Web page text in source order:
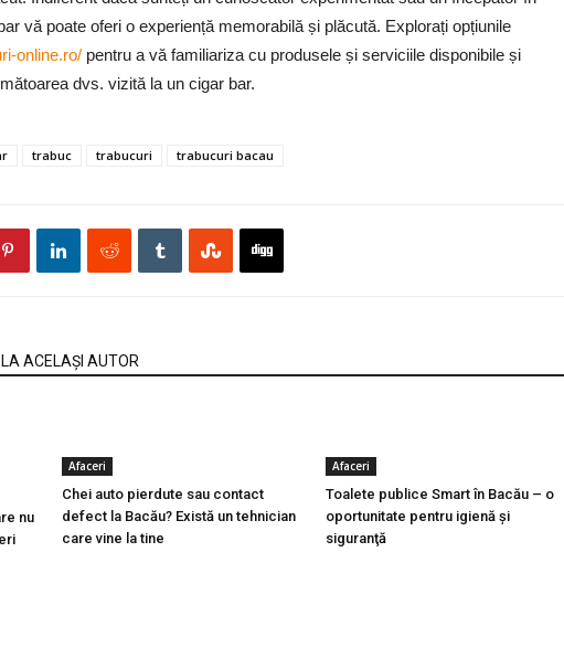
vă poate oferi o experiență memorabilă și plăcută. Explorați opțiunile
online.ro/ pentru a vă familiariza cu produsele și serviciile disponibile și
dvs. vizită la un cigar bar.
trabuc trabucuri trabucuri bacau
LA ACELAȘI AUTOR
nu
Afaceri
Chei auto pierdute sau contact
defect la Bacău? Există un tehnician
care vine la tine
Afaceri
Toalete publice Smart în Bacău – o
oportunitate pentru igienă şi
siguranţă